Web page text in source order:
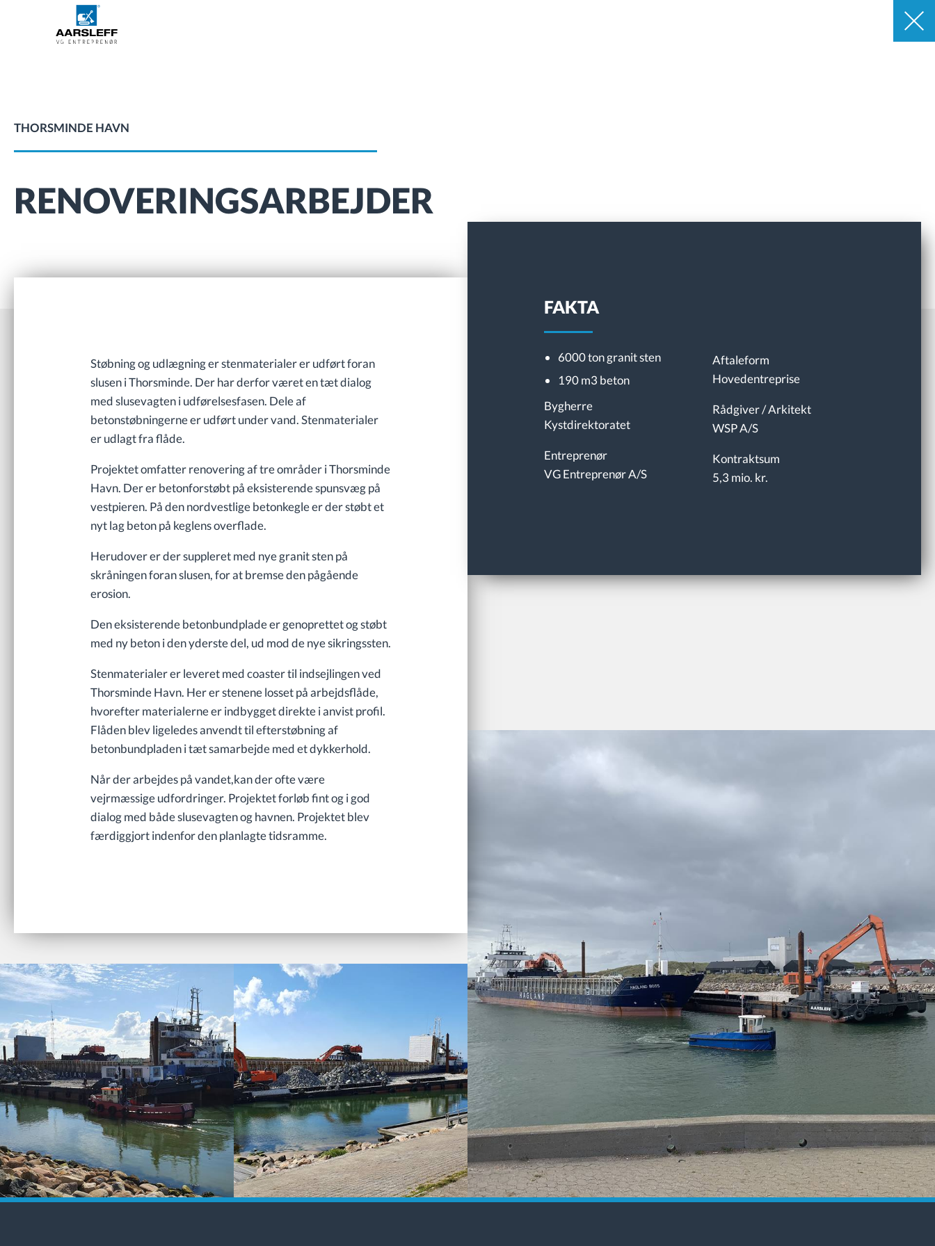
THORSMINDE HAVN
RENOVERINGSARBEJDER
Støbning og udlægning er stenmaterialer er udført foran
slusen i Thorsminde. Der har derfor været en tæt dialog
med slusevagten i udførelsesfasen. Dele af
betonstøbningerne er udført under vand. Stenmaterialer
er udlagt fra flåde.
Projektet omfatter renovering af tre områder i Thorsminde
Havn. Der er betonforstøbt på eksisterende spunsvæg på
vestpieren. På den nordvestlige betonkegle er der støbt et
nyt lag beton på keglens overflade.
Herudover er der suppleret med nye granit sten på
skråningen foran slusen, for at bremse den pågående
erosion.
Den eksisterende betonbundplade er genoprettet og støbt
med ny beton i den yderste del, ud mod de nye sikringssten.
Stenmaterialer er leveret med coaster til indsejlingen ved
Thorsminde Havn. Her er stenene losset på arbejdsflåde,
hvorefter materialerne er indbygget direkte i anvist profil.
Flåden blev ligeledes anvendt til efterstøbning af
betonbundpladen i tæt samarbejde med et dykkerhold.
Når der arbejdes på vandet,kan der ofte være
vejrmæssige udfordringer. Projektet forløb fint og i god
dialog med både slusevagten og havnen. Projektet blev
færdiggjort indenfor den planlagte tidsramme.
FAKTA
6000 ton granit sten
190 m3 beton
Bygherre
Kystdirektoratet
Entreprenør
VG Entreprenør A/S
Aftaleform
Hovedentreprise
Rådgiver / Arkitekt
WSP A/S
Kontraktsum
5,3 mio. kr.